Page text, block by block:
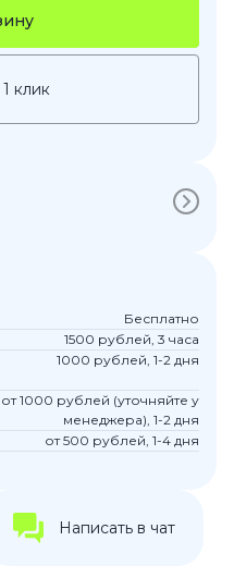
клик
Бесплатно
1500 рублей, 3 часа
1000 рублей, 1-2 дня
от 1000 рублей (уточняйте у
менеджера), 1-2 дня
от 500 рублей, 1-4 дня
Написать в чат